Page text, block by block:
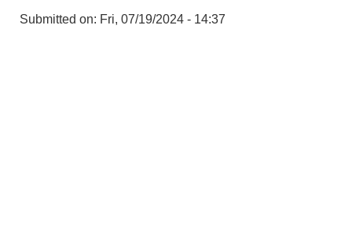
Submitted on: Fri, 07/19/2024 - 14:37